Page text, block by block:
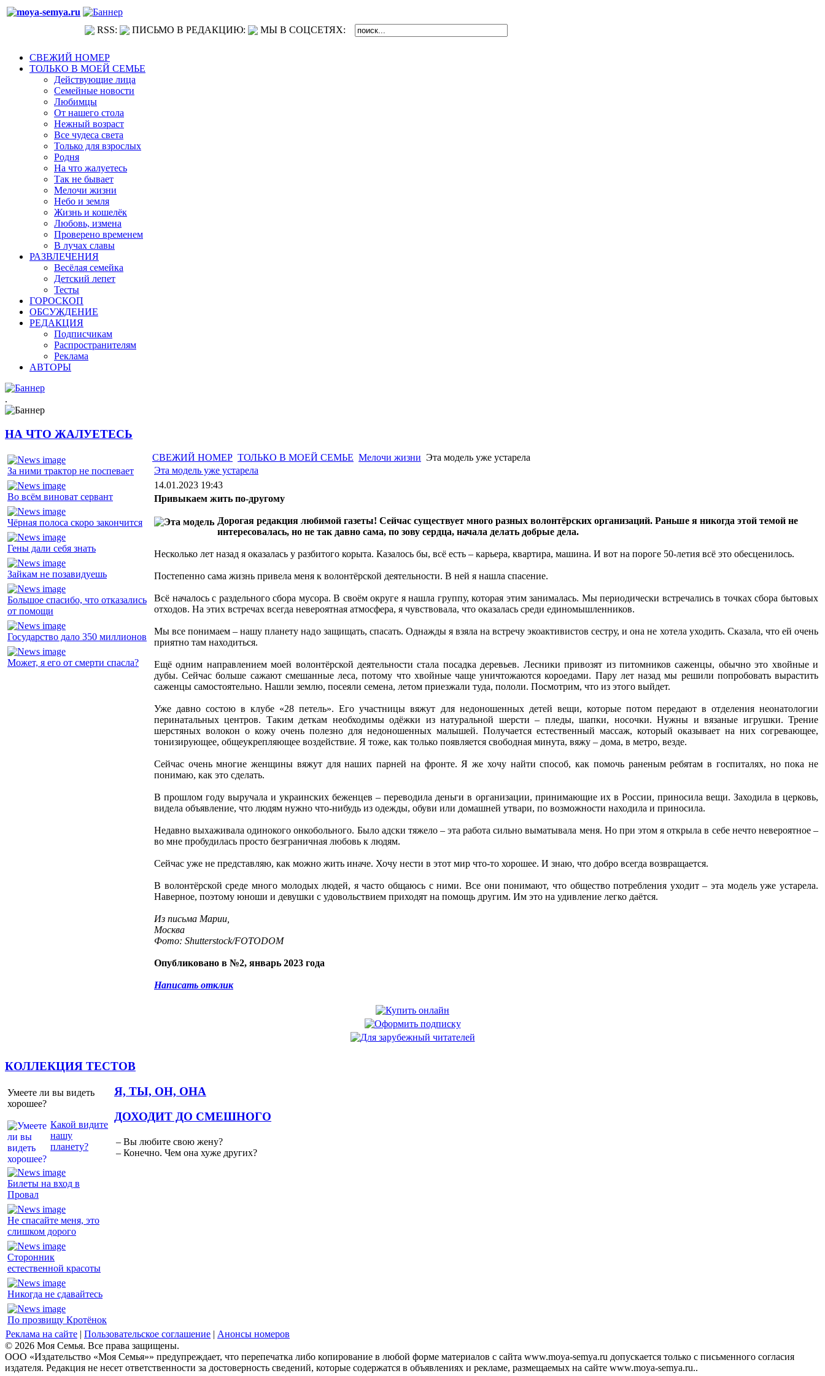
RSS: ПИСЬМО В РЕДАКЦИЮ: МЫ В СОЦСЕТЯХ:
СВЕЖИЙ НОМЕР
ТОЛЬКО В МОЕЙ СЕМЬЕ
Действующие лица
Семейные новости
Любимцы
От нашего стола
Нежный возраст
Все чудеса света
Только для взрослых
Родня
На что жалуетесь
Так не бывает
Мелочи жизни
Небо и земля
Жизнь и кошелёк
Любовь, измена
Проверено временем
В лучах славы
РАЗВЛЕЧЕНИЯ
Весёлая семейка
Детский лепет
Тесты
ГОРОСКОП
ОБСУЖДЕНИЕ
РЕДАКЦИЯ
Подписчикам
Распространителям
Реклама
АВТОРЫ
.
НА ЧТО ЖАЛУЕТЕСЬ
За ними трактор не поспевает
Во всём виноват сервант
Чёрная полоса скоро закончится
Гены дали себя знать
Зайкам не позавидуешь
Большое спасибо, что отказались
от помощи
Государство дало 350 миллионов
Может, я его от смерти спасла?
СВЕЖИЙ НОМЕР ТОЛЬКО В МОЕЙ СЕМЬЕ Мелочи жизни Эта модель уже устарела
Эта модель уже устарела
14.01.2023 19:43
Привыкаем жить по-другому
Дорогая редакция любимой газеты! Сейчас существует много разных волонтёрских организаций. Раньше я никогда этой темой не
интересовалась, но не так давно сама, по зову сердца, начала делать добрые дела.
Несколько лет назад я оказалась у разбитого корыта. Казалось бы, всё есть – карьера, квартира, машина. И вот на пороге 50-летия всё это обесценилось.
Постепенно сама жизнь привела меня к волонтёрской деятельности. В ней я нашла спасение.
Всё началось с раздельного сбора мусора. В своём округе я нашла группу, которая этим занималась. Мы периодически встречались в точках сбора бытовых
отходов. На этих встречах всегда невероятная атмосфера, я чувствовала, что оказалась среди единомышленников.
Мы все понимаем – нашу планету надо защищать, спасать. Однажды я взяла на встречу экоактивистов сестру, и она не хотела уходить. Сказала, что ей очень
приятно там находиться.
Ещё одним направлением моей волонтёрской деятельности стала посадка деревьев. Лесники привозят из питомников саженцы, обычно это хвойные и
дубы. Сейчас больше сажают смешанные леса, потому что хвойные чаще уничтожаются короедами. Пару лет назад мы решили попробовать вырастить
саженцы самостоятельно. Нашли землю, посеяли семена, летом приезжали туда, пололи. Посмотрим, что из этого выйдет.
Уже давно состою в клубе «28 петель». Его участницы вяжут для недоношенных детей вещи, которые потом передают в отделения неонатологии
перинатальных центров. Таким деткам необходимы одёжки из натуральной шерсти – пледы, шапки, носочки. Нужны и вязаные игрушки. Трение
шерстяных волокон о кожу очень полезно для недоношенных малышей. Получается естественный массаж, который оказывает на них согревающее,
тонизирующее, общеукрепляющее воздействие. Я тоже, как только появляется свободная минута, вяжу – дома, в метро, везде.
Сейчас очень многие женщины вяжут для наших парней на фронте. Я же хочу найти способ, как помочь раненым ребятам в госпиталях, но пока не
понимаю, как это сделать.
В прошлом году выручала и украинских беженцев – переводила деньги в организации, принимающие их в России, приносила вещи. Заходила в церковь,
видела объявление, что людям нужно что-нибудь из одежды, обуви или домашней утвари, по возможности находила и приносила.
Недавно выхаживала одинокого онкобольного. Было адски тяжело – эта работа сильно выматывала меня. Но при этом я открыла в себе нечто невероятное –
во мне пробудилась просто безграничная любовь к людям.
Сейчас уже не представляю, как можно жить иначе. Хочу нести в этот мир что-то хорошее. И знаю, что добро всегда возвращается.
В волонтёрской среде много молодых людей, я часто общаюсь с ними. Все они понимают, что общество потребления уходит – эта модель уже устарела.
Наверное, поэтому юноши и девушки с удовольствием приходят на помощь другим. Им это на удивление легко даётся.
Из письма Марии,
Москва
Фото: Shutterstock/FOTODOM
Опубликовано в №2, январь 2023 года
Написать отклик
КОЛЛЕКЦИЯ ТЕСТОВ
Умеете ли вы видеть
хорошее?
Какой видите
нашу
планету?
Я, ТЫ, ОН, ОНА
Билеты на вход в
Провал
Не спасайте меня, это
слишком дорого
Сторонник
естественной красоты
Никогда не сдавайтесь
По прозвищу Кротёнок
ДОХОДИТ ДО СМЕШНОГО
– Вы любите свою жену?
– Конечно. Чем она хуже других?
Реклама на сайте | Пользовательское соглашение | Анонсы номеров
© 2026 Моя Семья. Все права защищены.
ООО «Издательство «Моя Семья»» предупреждает, что перепечатка либо копирование в любой форме материалов с сайта www.moya-semya.ru допускается только с письменного согласия
издателя. Редакция не несет ответственности за достоверность сведений, которые содержатся в объявлениях и рекламе, размещаемых на сайте www.moya-semya.ru..